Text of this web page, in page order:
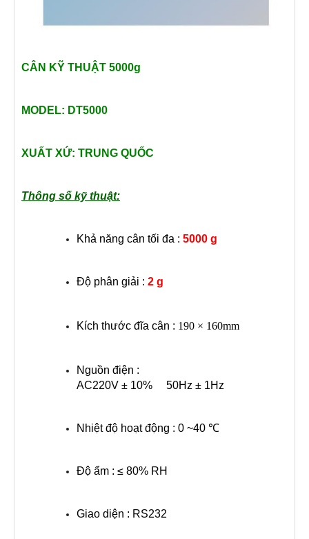
CÂN KỸ THUẬT 5000g
MODEL: DT5000
XUẤT XỨ: TRUNG QUỐC
Thông số kỹ thuật:
Khả năng cân tối đa : 5000 g
Độ phân giải : 2 g
Kích thước đĩa cân : 190 × 160mm
Nguồn điện :
AC220V ± 10% 50Hz ± 1Hz
Nhiệt độ hoạt động : 0 ~40 ℃
Độ ẩm : ≤ 80% RH
Giao diện : RS232